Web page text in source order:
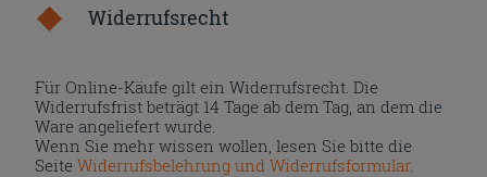
Widerrufsrecht
Für Online-Käufe gilt ein Widerrufsrecht. Die
Widerrufsfrist beträgt 14 Tage ab dem Tag, an dem die
Ware angeliefert wurde.
Wenn Sie mehr wissen wollen, lesen Sie bitte die
SeiteWiderrufsbelehrung und Widerrufsformular.